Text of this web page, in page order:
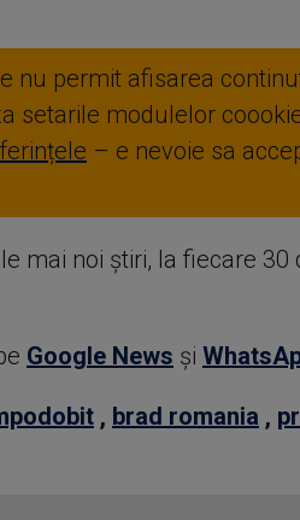
nu permit afisarea
setarile modulelor
– e nevoie sa
mai noi știri, la fiecare 30
Google News şi
, brad romania ,